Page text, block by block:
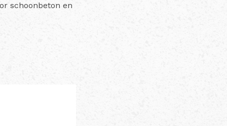
schoonbeton en